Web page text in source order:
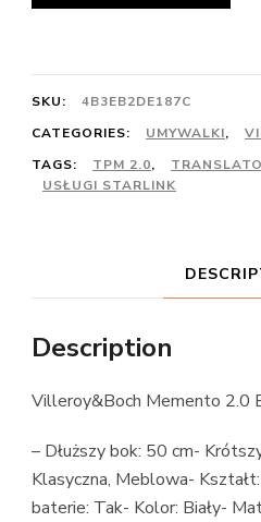
SKU:
4B3EB2DE187C
CATEGORIES:
UMYWALKI,
TAGS:
TPM 2.0,
USŁUGI STARLINK
Description
Villeroy&Boch Memento 2.0
– Dłuższy bok: 50 cm-
Klasyczna, Meblowa-
baterie: Tak- Kolor: Biały-